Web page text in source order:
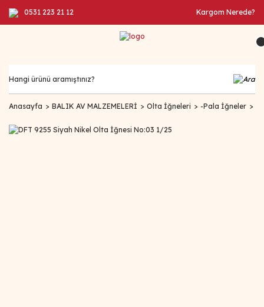
0531 223 21 12 Kargom Nerede?
Anasayfa BALIK AV MALZEMELERİ Olta İğneleri -Pala İğneler